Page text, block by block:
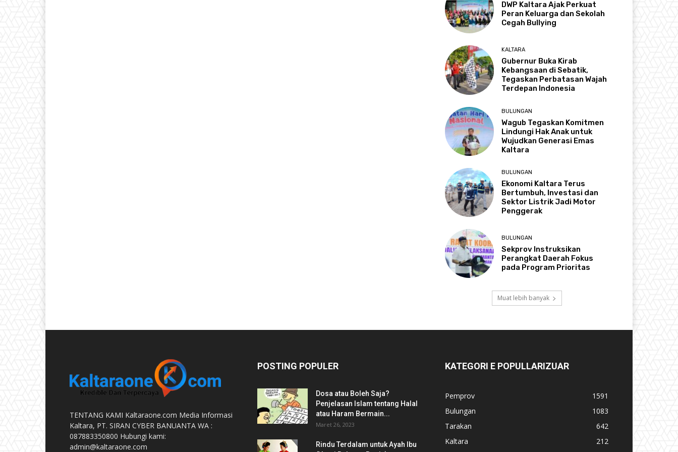
DWP Kaltara Ajak Perkuat
Peran Keluarga dan Sekolah
Cegah Bullying
KALTARA
Gubernur Buka Kirab
Kebangsaan di Sebatik,
Tegaskan Perbatasan Wajah
Terdepan Indonesia
BULUNGAN
Wagub Tegaskan Komitmen
Lindungi Hak Anak untuk
Wujudkan Generasi Emas
Kaltara
BULUNGAN
Ekonomi Kaltara Terus
Bertumbuh, Investasi dan
Sektor Listrik Jadi Motor
Penggerak
BULUNGAN
Sekprov Instruksikan
Perangkat Daerah Fokus
pada Program Prioritas
Muat lebih banyak
TENTANG KAMI Kaltaraone.com Media Informasi
Kaltara, PT. SIRAN CYBER BANUANTA WA :
087883350800 Hubungi kami:
admin@kaltaraone.com
POSTING POPULER
Dosa atau Boleh Saja?
Penjelasan Islam tentang Halal
atau Haram Bermain...
Maret 26, 2023
Rindu Terdalam untuk Ayah Ibu
KATEGORI E POPULLARIZUAR
Pemprov
1591
Bulungan
1083
Tarakan
642
Kaltara
212